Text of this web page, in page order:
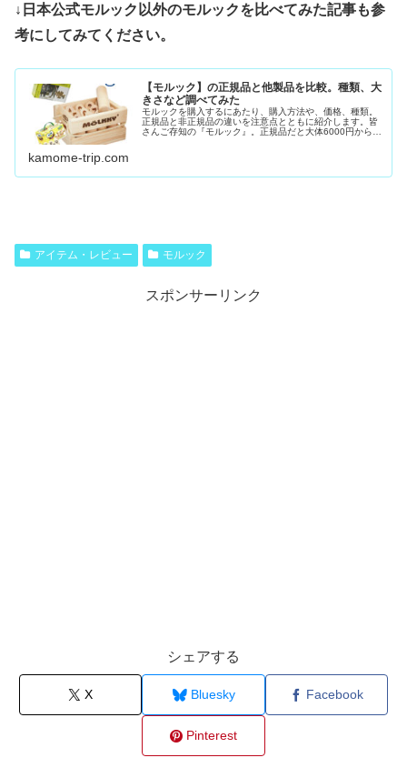
↓日本公式モルック以外のモルックを比べてみた記事も参
考にしてみてください。
【モルック】の正規品と他製品を比較。種類、大
きさなど調べてみた
モルックを購入するにあたり、購入方法や、価格、種類。
正規品と非正規品の違いを注意点とともに紹介します。皆
さんご存知の『モルック』。正規品だと大体6000円から
kamome-trip.com
アイテム・レビュー モルック
スポンサーリンク
シェアする
X Bluesky Facebook
Pinterest